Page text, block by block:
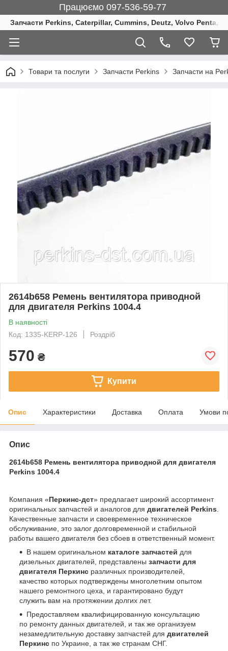
Працюємо 097-536-59-77
Запчасти Perkins, Caterpillar, Cummins, Deutz, Volvo Penta,
Товари та послуги Запчасти Perkins Запчасти на
2614b658 Ремень вентилятора приводной
для двигателя Perkins 1004.4
В наявності
Код: 1335-KERP-126
Роздріб
570 ₴
Купити
Опис Характеристики Доставка Оплата Умови
Опис
2614b658 Ремень вентилятора приводной для двигателя
Perkins 1004.4
Компания «Перкинс-дст» предлагает широкий ассортимент
оригинальных запчастей и аналогов для двигателей Perkins
Качественные запчасти и своевременное техническое
обслуживание, это залог долговременной и стабильной
работы вашего двигателя без сбоев в ответственный момент.
В нашем оригинальном каталоге запчастей для
дизельных двигателей, представлены запчасти для
двигателя Перкинс различных производителей,
качество которых подтверждены многолетним опытом
нашего ремонтного цеха, и гарантировано будут
служить вам на протяжении долгих лет.
Предоставляем квалифицированную консультацию
по ремонту данных двигателей, и так же организуем
незамедлительную доставку запчастей для двигателей
Перкинс по Украине, а так же странам СНГ.